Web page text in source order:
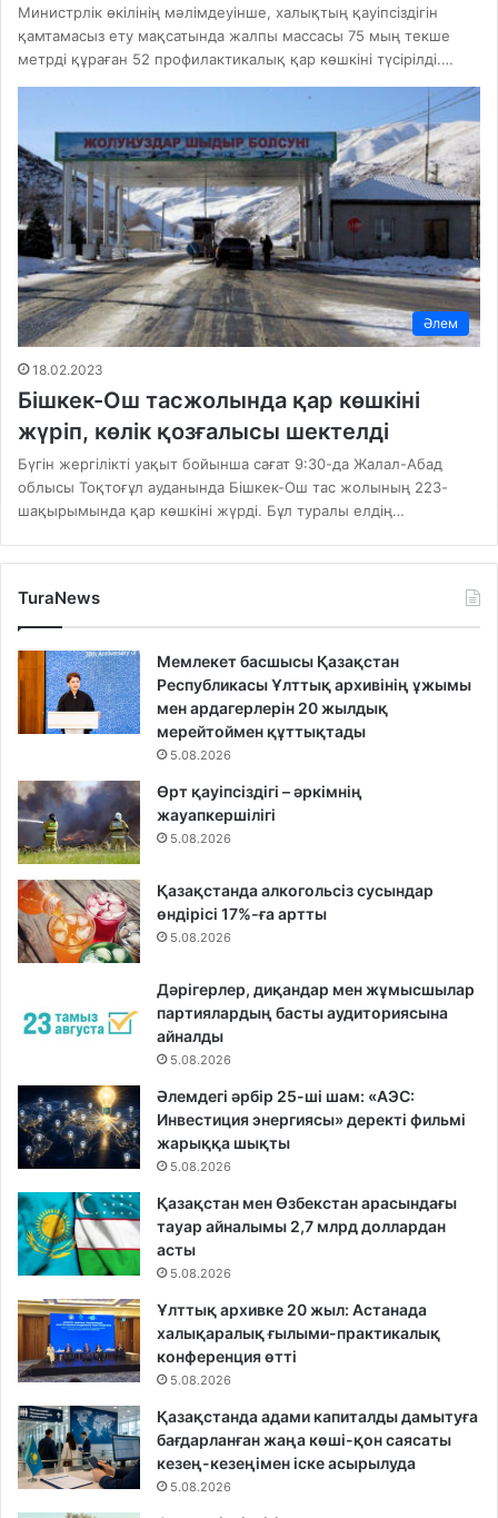
Министрлік өкілінің мәлімдеуінше, халықтың қауіпсіздігін
қамтамасыз ету мақсатында жалпы массасы 75 мың текше
метрді құраған 52 профилактикалық қар көшкіні түсірілді.…
Әлем
18.02.2023
Бішкек-Ош тасжолында қар көшкіні
жүріп, көлік қозғалысы шектелді
Бүгін жергілікті уақыт бойынша сағат 9:30-да Жалал-Абад
облысы Тоқтоғұл ауданында Бішкек-Ош тас жолының 223-
шақырымында қар көшкіні жүрді. Бұл туралы елдің…
TuraNews
Мемлекет басшысы Қазақстан
Республикасы Ұлттық архивінің ұжымы
мен ардагерлерін 20 жылдық
мерейтоймен құттықтады
5.08.2026
Өрт қауіпсіздігі – әркімнің
жауапкершілігі
5.08.2026
Қазақстанда алкогольсіз сусындар
өндірісі 17%-ға артты
5.08.2026
Дәрігерлер, диқандар мен жұмысшылар
партиялардың басты аудиториясына
айналды
5.08.2026
Әлемдегі әрбір 25-ші шам: «АЭС:
Инвестиция энергиясы» деректі фильмі
жарыққа шықты
5.08.2026
Қазақстан мен Өзбекстан арасындағы
тауар айналымы 2,7 млрд доллардан
асты
5.08.2026
Ұлттық архивке 20 жыл: Астанада
халықаралық ғылыми-практикалық
конференция өтті
5.08.2026
Қазақстанда адами капиталды дамытуға
бағдарланған жаңа көші-қон саясаты
кезең-кезеңімен іске асырылуда
5.08.2026